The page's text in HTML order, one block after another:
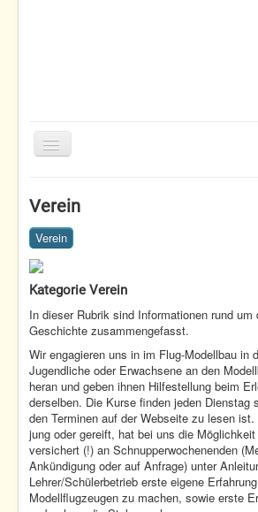
Toggle
Navigation
Termine
Fliegen
Nachwuchs
Verein
Home Verein
Verein
Verein
Kategorie Verein
In dieser Rubrik sind Informationen rund um
Geschichte zusammengefasst.
Wir engagieren uns in im Flug-Modellbau in
Jugendliche oder Erwachsene an den
heran und geben ihnen Hilfestellung beim
derselben. Die Kurse finden jeden Dienstag
den Terminen auf der Webseite zu lesen
jung oder gereift, hat bei uns die
versichert (!) an Schnupperwochenenden
Ankündigung oder auf Anfrage) unter
Lehrer/Schülerbetrieb erste eigene
Modellflugzeugen zu machen, sowie erste